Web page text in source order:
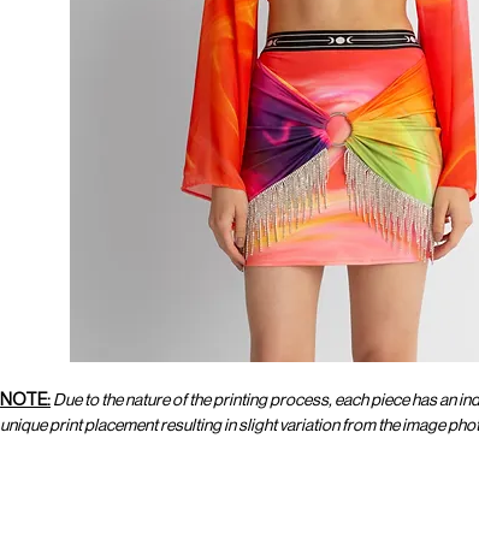
NOTE:Due to the nature of the printing process, each piece has an
unique print placement resulting in slight variation from the image